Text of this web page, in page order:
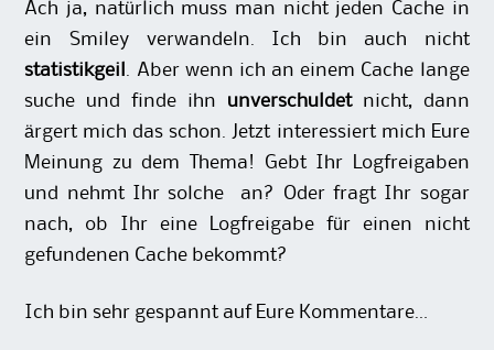
Ach ja, natürlich muss man nicht jeden Cache in
ein Smiley verwandeln. Ich bin auch nicht
statistikgeil
. Aber wenn ich an einem Cache lange
suche und finde ihn unverschuldetnicht, dann
ärgert mich das schon. Jetzt interessiert mich Eure
Meinung zu dem Thema! Gebt Ihr Logfreigaben
und nehmt Ihr solche an? Oder fragt Ihr sogar
nach, ob Ihr eine Logfreigabe für einen nicht
gefundenen Cache bekommt?
Ich bin sehr gespannt auf Eure Kommentare…